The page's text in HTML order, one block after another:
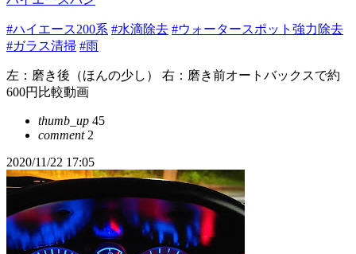
#ハイエース200系 #水滴除去 #ウォータースポット強力除去
#ガラス清掃 #雨
左：磨き後（ほんの少し） 右：磨き前オートバックスで約
600円比較動画
thumb_up 45
comment2
2020/11/22 17:05